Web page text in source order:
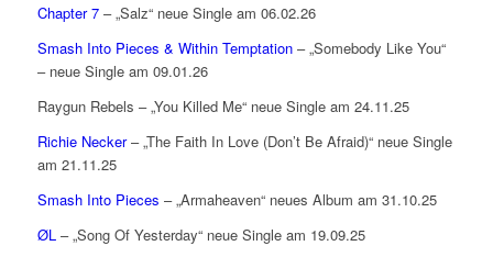
Chapter 7– „Salz“ neue Single am 06.02.26
Smash Into Pieces & Within Temptation– „Somebody Like You“
– neue Single am 09.01.26
Raygun Rebels – „You Killed Me“ neue Single am 24.11.25
Richie Necker– „The Faith In Love (Don’t Be Afraid)“ neue Single
am 21.11.25
Smash Into Pieces – „Armaheaven“ neues Album am 31.10.25
ØL – „Song Of Yesterday“ neue Single am 19.09.25